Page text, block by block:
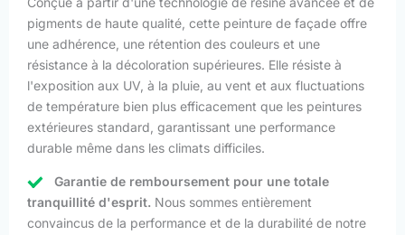
pigments de haute qualité, cette peinture de façade offre
une adhérence, une rétention des couleurs et une
résistance à la décoloration supérieures. Elle résiste à
l'exposition aux UV, à la pluie, au vent et aux fluctuations
de température bien plus efficacement que les peintures
extérieures standard, garantissant une performance
durable même dans les climats difficiles.
Garantie de remboursement pour une totale
tranquillité d'esprit. Nous sommes entièrement
convaincus de la performance et de la durabilité de notre